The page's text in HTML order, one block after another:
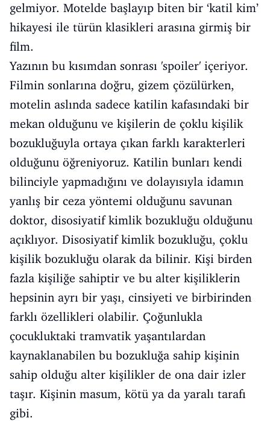
gelmiyor. Motelde başlayıp biten bir ‘katil kim’
hikayesi ile türün klasikleri arasına girmiş bir
film.
Yazının bu kısımdan sonrası 'spoiler' içeriyor.
Filmin sonlarına doğru, gizem çözülürken,
motelin aslında sadece katilin kafasındaki bir
mekan olduğunu ve kişilerin de çoklu kişilik
bozukluğuyla ortaya çıkan farklı karakterleri
olduğunu öğreniyoruz. Katilin bunları kendi
bilinciyle yapmadığını ve dolayısıyla idamın
yanlış bir ceza yöntemi olduğunu savunan
doktor, disosiyatif kimlik bozukluğu olduğunu
açıklıyor. Disosiyatif kimlik bozukluğu, çoklu
kişilik bozukluğu olarak da bilinir. Kişi birden
fazla kişiliğe sahiptir ve bu alter kişiliklerin
hepsinin ayrı bir yaşı, cinsiyeti ve birbirinden
farklı özellikleri olabilir. Çoğunlukla
çocukluktaki tramvatik yaşantılardan
kaynaklanabilen bu bozukluğa sahip kişinin
sahip olduğu alter kişilikler de ona dair izler
taşır. Kişinin masum, kötü ya da yaralı tarafı
gibi.